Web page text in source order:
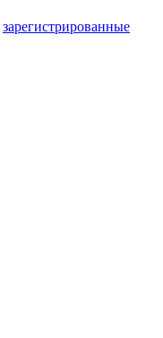
зарегистрированные